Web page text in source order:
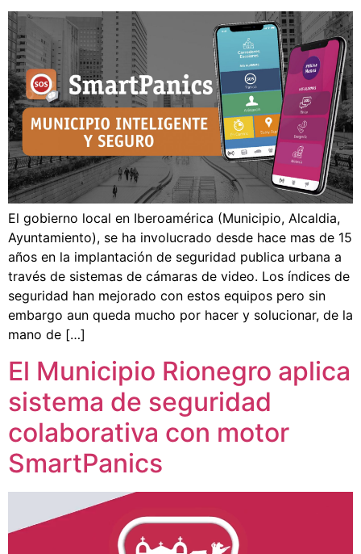
El gobierno local en Iberoamérica (Municipio, Alcaldia,
Ayuntamiento), se ha involucrado desde hace mas de 15
años en la implantación de seguridad publica urbana a
través de sistemas de cámaras de video. Los índices de
seguridad han mejorado con estos equipos pero sin
embargo aun queda mucho por hacer y solucionar, de la
mano de […]
El Municipio Rionegro aplica
sistema de seguridad
colaborativa con motor
SmartPanics